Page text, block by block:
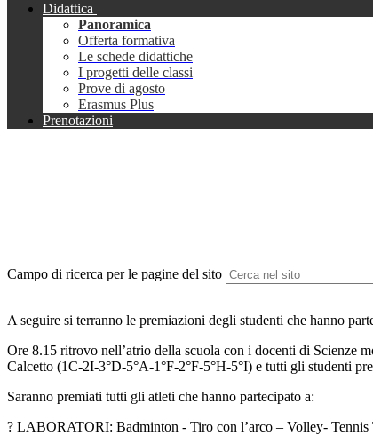
Didattica
Panoramica
Offerta formativa
Le schede didattiche
I progetti delle classi
Prove di agosto
Erasmus Plus
Prenotazioni
Campo di ricerca per le pagine del sito
A seguire si terranno le premiazioni degli studenti che hanno
Ore 8.15 ritrovo nell’atrio della scuola con i docenti di Scienze
Calcetto (1C-2I-3°D-5°A-1°F-2°F-5°H-5°I) e tutti gli studenti
Saranno premiati tutti gli atleti che hanno partecipato a:
? LABORATORI: Badminton - Tiro con l’arco – Volley- Tennis